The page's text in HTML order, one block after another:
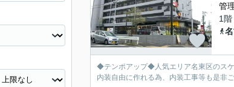
管
1
◆テンポアップ◆人気エリア名東区のスケ
内装自由に作れる為、内装工事等も是非ご